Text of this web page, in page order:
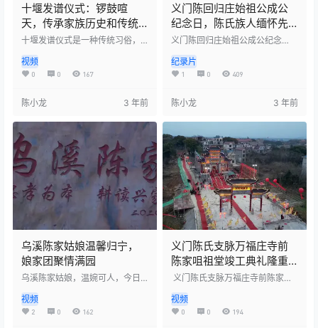
十堰发谱仪式：锣鼓喧
天，传承家族历史和传统
文化
十堰发谱仪式是一种传统习俗，
谱仪式是为了纪念祖先、传承家
族历史和传统文化。在仪式上，
鼓，表演传统节目，如舞狮、舞
龙等，以示庆贺。这个仪式不仅
展示了家族的凝聚力和向心力，
也传承了家族的传统文化，对于
弘扬中华文化具有积极的意义。
视频
0 0 167
陈小龙 3 年前
义门陈回归庄始祖公成公
纪念日，陈氏族人缅怀先
祖，感恩家业
义门陈回归庄始祖公成公纪念
业。他们敬仰先祖的功德，传承
家族的优良传统，弘扬中华文
共同祭祖、聚餐、唱族歌等，增
强了家族凝聚力和认同感，也促
进了族人的团结和和谐。
纪录片
1 0 409
陈小龙 3 年前
乌溪陈家姑娘温馨归宁，
娘家团聚情满园
乌溪陈家姑娘，温婉可人，今日
轻踏归途，回娘家省亲。沿途风
光旖旎，难掩其满心欢喜。家中
视频
2 0 162
义门陈氏支脉万福庄寺前
陈家咀祖堂竣工典礼隆重
举行
义门陈氏支脉万福庄寺前陈家咀
礼汇聚了陈氏族人，共庆祖堂落
成。祖堂古朴典雅，彰显了陈氏
视频
0 0 194